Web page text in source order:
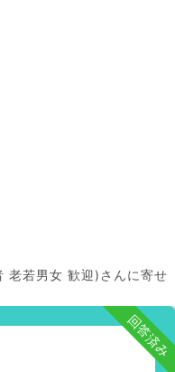
老若男女 歓迎)さんに寄せ
回答済み